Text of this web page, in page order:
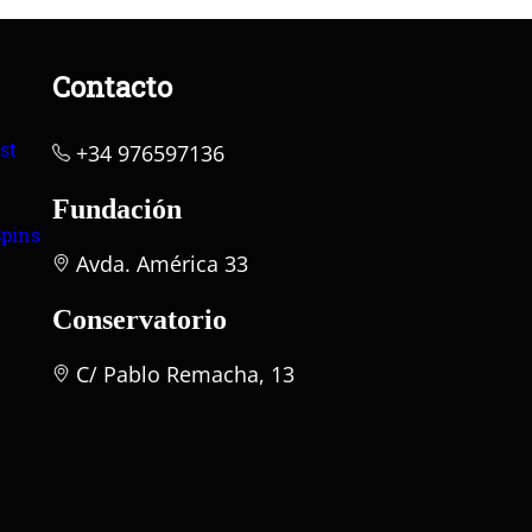
Contacto
+34 976597136
Fundación
Avda. América 33
Conservatorio
C/ Pablo Remacha, 13